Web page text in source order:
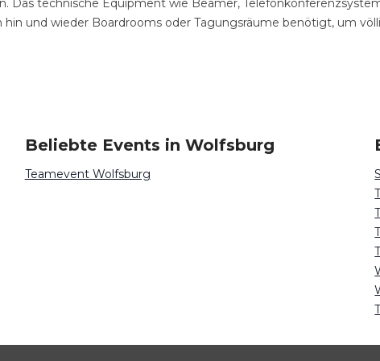
Das technische Equipment wie Beamer,
und wieder Boardrooms oder Tagungsräume benötigt, um
Beliebte Events in Wolfsburg
Teamevent Wolfsburg